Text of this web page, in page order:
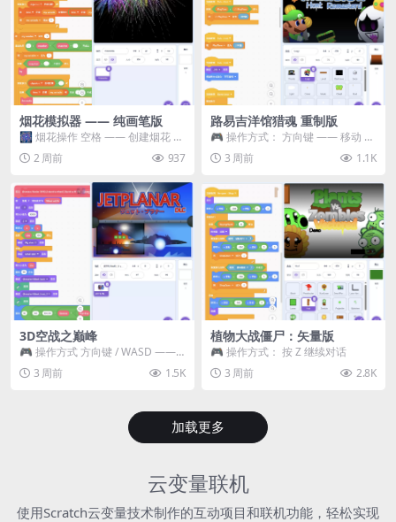
烟花模拟器 —— 纯画笔版
🎆 烟花操作 空格 —— 创建烟花 1
~ 3 —— 切换烟花类型 普通烟花
嘶...2 周前 937
路易吉洋馆猎魂 重制版
🎮 操作方式： 方向键 —— 移动 &
跳跃 空格 —— 打开宝箱 将你...
3 周前 1.1K
3D空战之巅峰
🎮 操作方式 方向键 / WASD ——
移动 Z / K —— 射击 / 攻击...
3 周前 1.5K
植物大战僵尸：矢量版
🎮 操作方式： 按 Z 继续对话
3 周前
2.8K
加载更多
云变量联机
使用Scratch云变量技术制作的互动项目和联机功能，轻松实现